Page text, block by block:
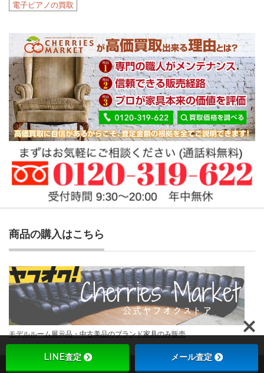
電子ピアノの買取
商品の購入はこちら
モデルルーム展示品・中古美品のブランド家具のみ販売
LINE査定 メール査定